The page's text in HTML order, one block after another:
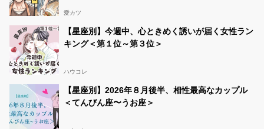
愛カツ
【星座別】今週中、心ときめく誘いが届く女性ラン
キング＜第１位～第３位＞
ハウコレ
【星座別】2026年８月後半、相性最高なカップル
＜てんびん座〜うお座＞